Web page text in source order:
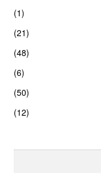
(1)
(21)
(48)
(6)
(50)
(12)